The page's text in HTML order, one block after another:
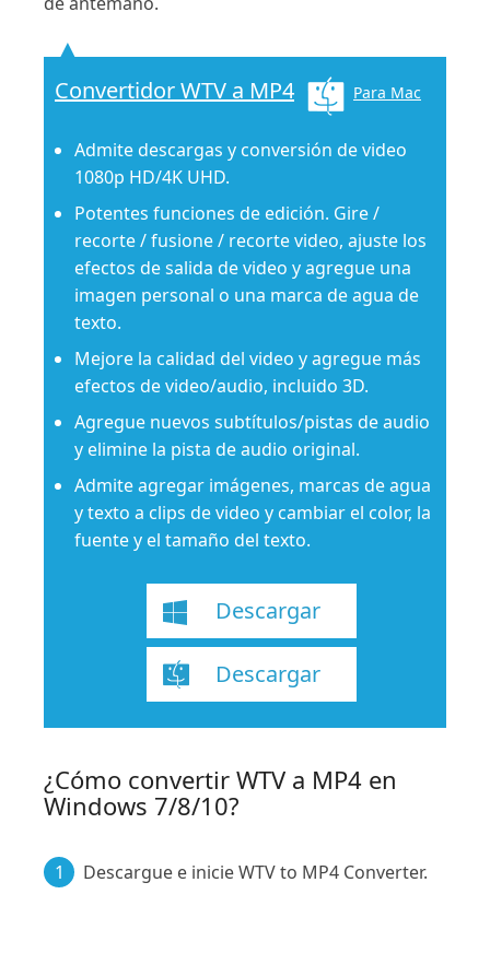
Convertidor WTV a MP4 Para Mac
Admite descargas y conversión de video
1080p HD/4K UHD.
Potentes funciones de edición. Gire /
recorte / fusione / recorte video, ajuste los
efectos de salida de video y agregue una
imagen personal o una marca de agua de
texto.
Mejore la calidad del video y agregue más
efectos de video/audio, incluido 3D.
Agregue nuevos subtítulos/pistas de audio
y elimine la pista de audio original.
Admite agregar imágenes, marcas de agua
y texto a clips de video y cambiar el color, la
fuente y el tamaño del texto.
Descargar
Descargar
¿Cómo convertir WTV a MP4 en
Windows 7/8/10?
1 Descargue e inicie WTV to MP4 Converter.